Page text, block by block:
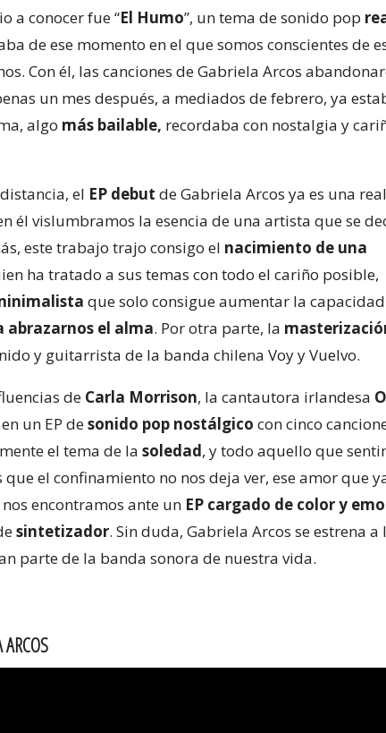
a conocer fue “El Humo”, un tema de sonido pop
de ese momento en el que somos conscientes de
Con él, las canciones de Gabriela Arcos
un mes después, a mediados de febrero, ya
algo más bailable, recordaba con nostalgia y
el EP debut de Gabriela Arcos ya es una
él vislumbramos la esencia de una artista que se
este trabajo trajo consigo el nacimiento de una
ha tratado a sus temas con todo el cariño posible,
que solo consigue aumentar la
abrazarnos el alma. Por otra parte, la
y guitarrista de la banda chilena Voy y Vuelvo.
de Carla Morrison, la cantautora irlandesa
un EP desonido pop nostálgico con cinco
el tema de lasoledad, y todo aquello que
el confinamiento no nos deja ver, ese amor que
encontramos ante un EP cargado de color y
sintetizador. Sin duda, Gabriela Arcos se estrena
parte de la banda sonora de nuestra vida.